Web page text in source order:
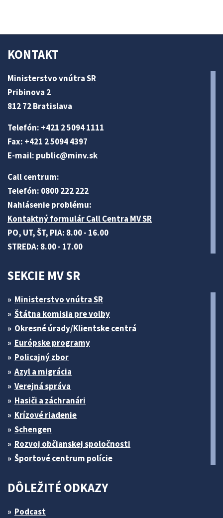
KONTAKT
Ministerstvo vnútra SR
Pribinova 2
812 72 Bratislava
Telefón: +421 2 5094 1111
Fax: +421 2 5094 4397
E-mail: public@minv.sk
Call centrum:
Telefón: 0800 222 222
Nahlásenie problému:
Kontaktný formulár Call Centra MV SR
PO, UT, ŠT, PIA: 8.00 - 16.00
STREDA: 8.00 - 17.00
SEKCIE MV SR
Ministerstvo vnútra SR
Štátna komisia pre volby
Okresné úrady/Klientske centrá
Európske programy
Policajný zbor
Azyl a migrácia
Verejná správa
Hasiči a záchranári
Krízové riadenie
Schengen
Rozvoj občianskej spoločnosti
Športové centrum polície
DÔLEŽITÉ ODKAZY
Podcast